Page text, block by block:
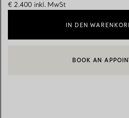
€ 2.400 inkl. MwSt
IN DEN
EINEN KUNDENBERATER
BOOK AN